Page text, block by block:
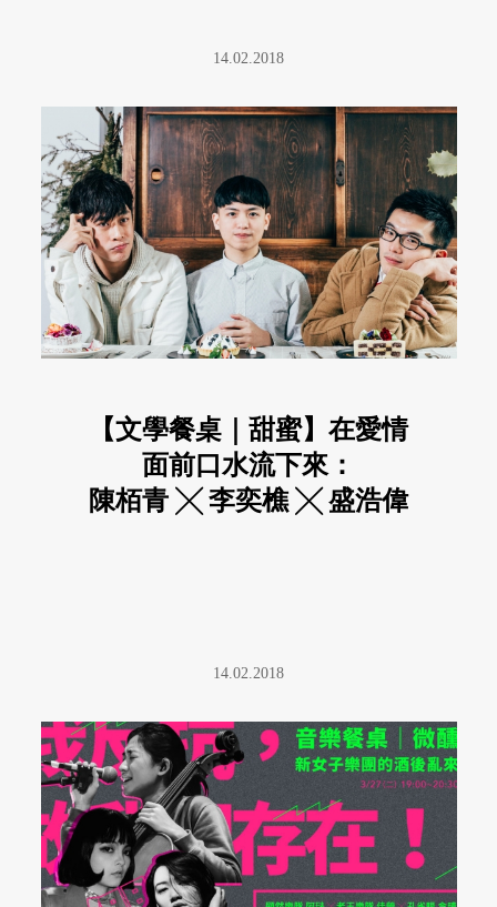
14.02.2018
【文學餐桌｜甜蜜】在愛情
面前口水流下來：
陳栢青 ╳ 李奕樵 ╳ 盛浩偉
14.02.2018